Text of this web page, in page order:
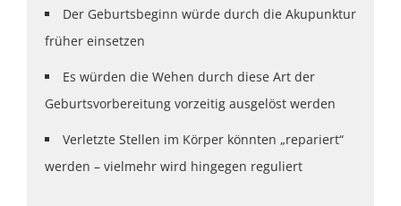
Der Geburtsbeginn würde durch die Akupunktur
früher einsetzen
Es würden die Wehen durch diese Art der
Geburtsvorbereitung vorzeitig ausgelöst werden
Verletzte Stellen im Körper könnten „repariert“
werden – vielmehr wird hingegen reguliert